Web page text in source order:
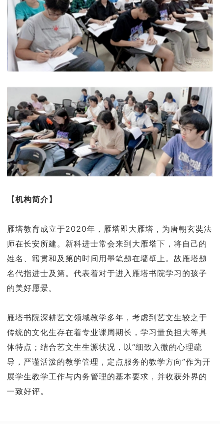
【机构简介】
雁塔教育成立于2020年，雁塔即大雁塔，为唐朝玄奘法
师在长安所建。新科进士常会来到大雁塔下，将自己的
姓名、籍贯和及第的时间用墨笔题在墙壁上。故雁塔题
名代指进士及第。代表着对于进入雁塔书院学习的孩子
的美好愿景。
雁塔书院深耕艺文领域教学多年，考虑到艺文生较之于
传统的文化生存在着专业课周期长，学习量负担大等具
体特点；结合艺文生生源状况，以“细致入微的心理疏
导，严谨活泼的教学管理，定点服务的教学方向”作为开
展学生教学工作与内务管理的基本要求，并收获外界的
一致好评。